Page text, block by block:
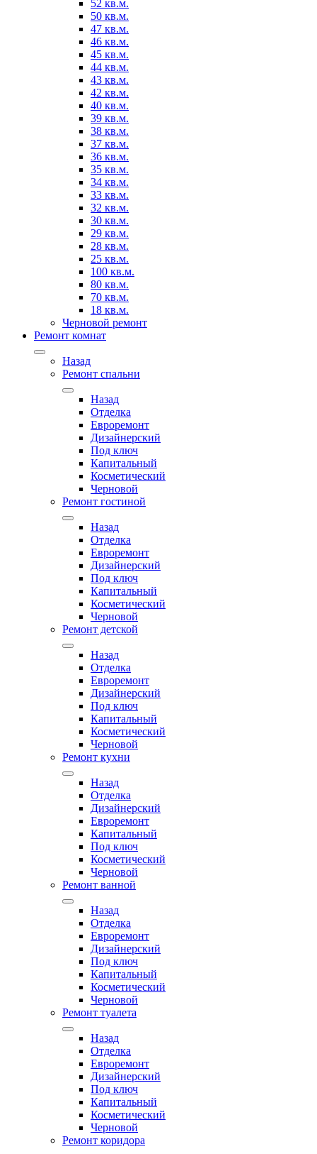
52 кв.м.
50 кв.м.
47 кв.м.
46 кв.м.
45 кв.м.
44 кв.м.
43 кв.м.
42 кв.м.
40 кв.м.
39 кв.м.
38 кв.м.
37 кв.м.
36 кв.м.
35 кв.м.
34 кв.м.
33 кв.м.
32 кв.м.
30 кв.м.
29 кв.м.
28 кв.м.
25 кв.м.
100 кв.м.
80 кв.м.
70 кв.м.
18 кв.м.
Черновой ремонт
Ремонт комнат
Назад
Ремонт спальни
Назад
Отделка
Евроремонт
Дизайнерский
Под ключ
Капитальный
Косметический
Черновой
Ремонт гостиной
Назад
Отделка
Евроремонт
Дизайнерский
Под ключ
Капитальный
Косметический
Черновой
Ремонт детской
Назад
Отделка
Евроремонт
Дизайнерский
Под ключ
Капитальный
Косметический
Черновой
Ремонт кухни
Назад
Отделка
Дизайнерский
Евроремонт
Капитальный
Под ключ
Косметический
Черновой
Ремонт ванной
Назад
Отделка
Евроремонт
Дизайнерский
Под ключ
Капитальный
Косметический
Черновой
Ремонт туалета
Назад
Отделка
Евроремонт
Дизайнерский
Под ключ
Капитальный
Косметический
Черновой
Ремонт коридора